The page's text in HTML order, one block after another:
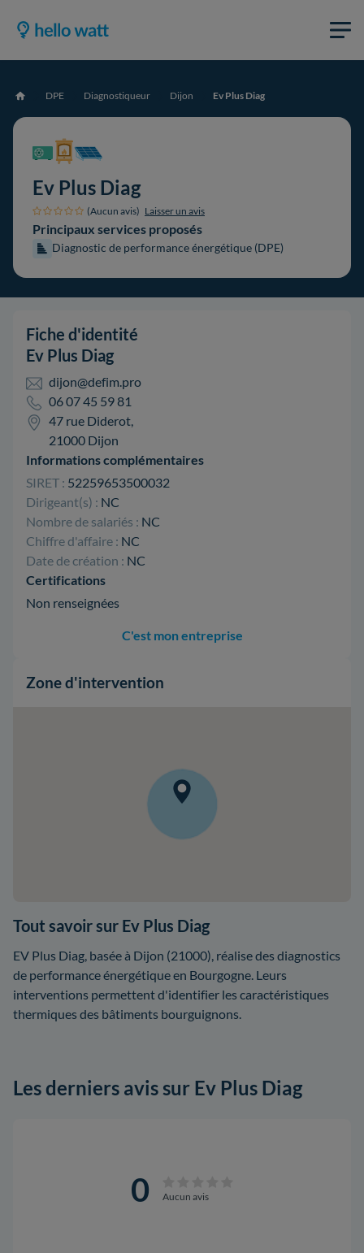
Accueil DPE Diagnostiqueur Dijon Ev Plus Diag
Ev Plus Diag
(Aucun avis) Laisser un avis
Principaux services proposés
Diagnostic de performance énergétique (DPE)
Fiche d'identité
Ev Plus Diag
dijon@defim.pro
06 07 45 59 81
47 rue Diderot,
21000 Dijon
Informations complémentaires
SIRET : 52259653500032
Dirigeant(s) : NC
Nombre de salariés : NC
Chiffre d'affaire : NC
Date de création : NC
Certifications
Non renseignées
C'est mon entreprise
Zone d'intervention
Tout savoir sur Ev Plus Diag
EV Plus Diag, basée à Dijon (21000), réalise des diagnostics
de performance énergétique en Bourgogne. Leurs
interventions permettent d'identifier les caractéristiques
thermiques des bâtiments bourguignons.
Les derniers avis sur Ev Plus Diag
0 Aucun avis